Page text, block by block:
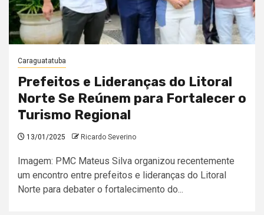
Caraguatatuba
Prefeitos e Lideranças do Litoral
Norte Se Reúnem para Fortalecer o
Turismo Regional
13/01/2025 Ricardo Severino
Imagem: PMC Mateus Silva organizou recentemente
um encontro entre prefeitos e lideranças do Litoral
Norte para debater o fortalecimento do...